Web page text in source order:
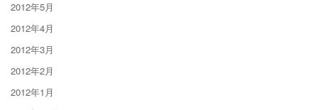
2012年5月
2012年4月
2012年3月
2012年2月
2012年1月